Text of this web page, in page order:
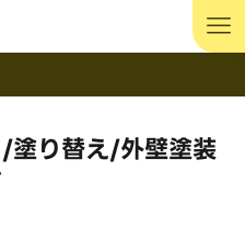
塗り替え/外壁塗装